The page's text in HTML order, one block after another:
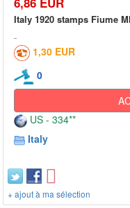
Italy 1920 stamps Fiume
1,30 EUR
0
US - 334**
Italy
+ ajout à ma sélection